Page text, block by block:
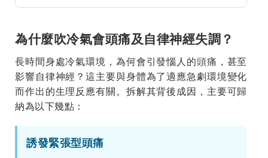
為什麼吹冷氣會頭痛及自律神經失調？
長時間身處冷氣環境，為何會引發惱人的頭痛，甚至
影響自律神經？這主要與身體為了適應急劇環境變化
而作出的生理反應有關。拆解其背後成因，主要可歸
納為以下幾點：
誘發緊張型頭痛